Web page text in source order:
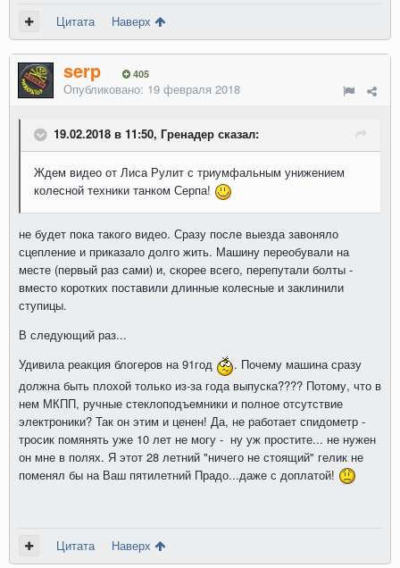
Цитата Наверх
serp 405
Опубликовано: 19 февраля 2018
19.02.2018 в 11:50, Гренадер сказал:
Ждем видео от Лиса Рулит с триумфальным унижением
колесной техники танком Серпа!
не будет пока такого видео. Сразу после выезда завоняло
сцепление и приказало долго жить. Машину переобували на
месте (первый раз сами) и, скорее всего, перепутали болты -
вместо коротких поставили длинные колесные и заклинили
ступицы.
В следующий раз...
Удивила реакция блогеров на 91год
. Почему машина сразу
должна быть плохой только из-за года выпуска???? Потому, что в
нем МКПП, ручные стеклоподъемники и полное отсутствие
электроники? Так он этим и ценен! Да, не работает спидометр -
тросик помянять уже 10 лет не могу - ну уж простите... не нужен
он мне в полях. Я этот 28 летний "ничего не стоящий" гелик не
поменял бы на Ваш пятилетний Прадо...даже с доплатой!
Цитата Наверх